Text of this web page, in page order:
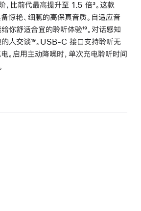
，比前代最高提升至 1.5 倍脚
注
³。这款
艳、细腻的高保真音质。自适应音
你舒适合宜的聆听体验脚
注
¹⁹。对话感知
人交谈脚
注
¹⁹。USB-C 接口支持聆听无
电。启用主动降噪时，单次充电聆听时间